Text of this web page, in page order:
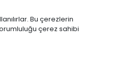
Bu çerezlerin
çerez sahibi